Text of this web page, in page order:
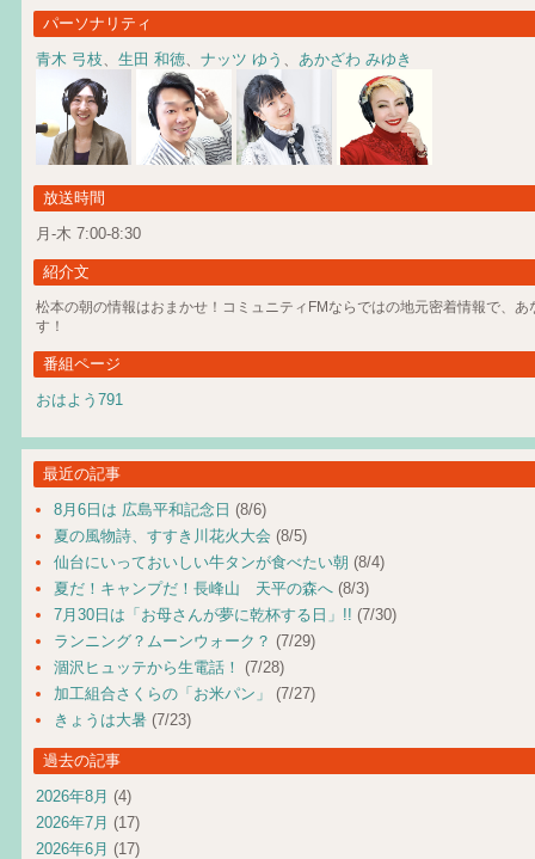
パーソナリティ
青木 弓枝
生田 和徳 ナッツ ゆう あかざわ みゆき
放送時間
月-木 7:00-8:30
紹介文
松本の朝の情報はおまかせ！コミュニティFMならではの地元密着情報で、あ
す！
番組ページ
おはよう791
最近の記事
8月6日は 広島平和記念日 (8/6)
夏の風物詩、すすき川花火大会 (8/5)
仙台にいっておいしい牛タンが食べたい朝 (8/4)
夏だ！キャンプだ！長峰山 天平の森へ (8/3)
7月30日は「お母さんが夢に乾杯する日」!! (7/30)
ランニング？ムーンウォーク？ (7/29)
涸沢ヒュッテから生電話！ (7/28)
加工組合さくらの「お米パン」
(7/27)
きょうは大暑 (7/23)
過去の記事
2026年8月 (4)
2026年7月 (17)
2026年6月 (17)